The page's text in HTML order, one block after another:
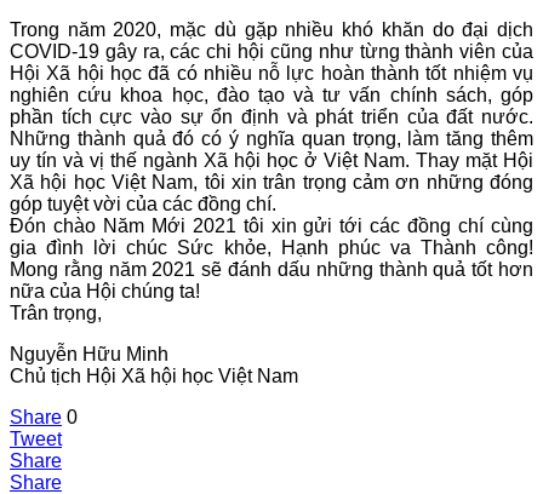
Trong năm 2020, mặc dù gặp nhiều khó khăn do đại dịch
COVID-19 gây ra, các chi hội cũng như từng thành viên của
Hội Xã hội học đã có nhiều nỗ lực hoàn thành tốt nhiệm vụ
nghiên cứu khoa học, đào tạo và tư vấn chính sách, góp
phần tích cực vào sự ổn định và phát triển của đất nước.
Những thành quả đó có ý nghĩa quan trọng, làm tăng thêm
uy tín và vị thế ngành Xã hội học ở Việt Nam. Thay mặt Hội
Xã hội học Việt Nam, tôi xin trân trọng cảm ơn những đóng
góp tuyệt vời của các đồng chí.
Đón chào Năm Mới 2021 tôi xin gửi tới các đồng chí cùng
gia đình lời chúc Sức khỏe, Hạnh phúc va Thành công!
Mong rằng năm 2021 sẽ đánh dấu những thành quả tốt hơn
nữa của Hội chúng ta!
Trân trọng,
Nguyễn Hữu Minh
Chủ tịch Hội Xã hội học Việt Nam
Share 0
Tweet
Share
Share